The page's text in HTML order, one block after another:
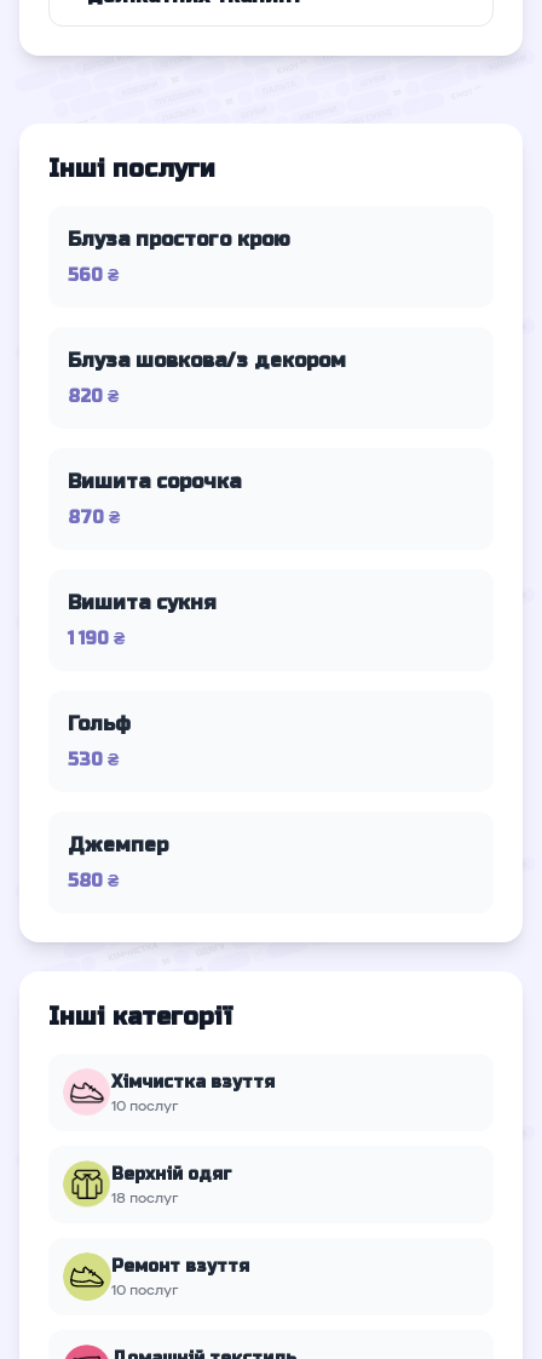
Інші послуги
Блуза простого крою
560 ₴
Блуза шовкова/з декором
820 ₴
Вишита сорочка
870 ₴
Вишита сукня
1 190 ₴
Гольф
530 ₴
Джемпер
580 ₴
Інші категорії
Хімчистка взуття
10 послуг
Верхній oдяг
18 послуг
Ремонт взуття
10 послуг